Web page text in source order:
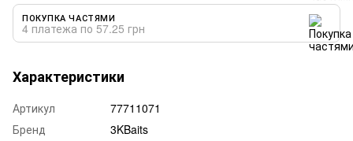
ПОКУПКА ЧАСТЯМИ
4 платежа по 57.25 грн
Характеристики
Артикул
77711071
Бренд
3KBaits